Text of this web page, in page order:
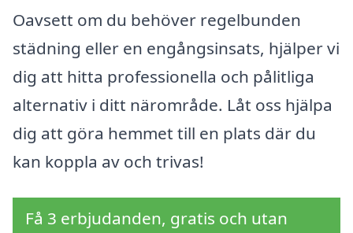
Oavsett om du behöver regelbunden
städning eller en engångsinsats, hjälper vi
dig att hitta professionella och pålitliga
alternativ i ditt närområde. Låt oss hjälpa
dig att göra hemmet till en plats där du
kan koppla av och trivas!
Få 3 erbjudanden, gratis och utan